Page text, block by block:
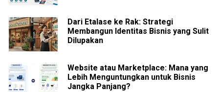
Dari Etalase ke Rak: Strategi
Membangun Identitas Bisnis yang Sulit
Dilupakan
Website atau Marketplace: Mana yang
Lebih Menguntungkan untuk Bisnis
Jangka Panjang?